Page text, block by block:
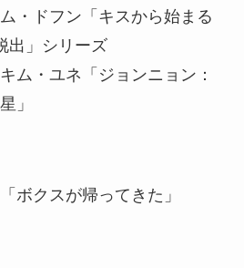
・ドフン「キスから始まる
出」シリーズ
ム・ユネ「ジョンニョン：
」
ボクスが帰ってきた」